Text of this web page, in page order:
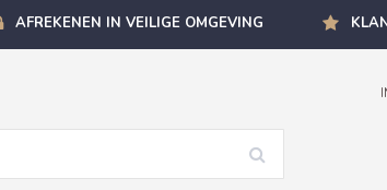
AFREKENEN IN VEILIGE OMGEVING